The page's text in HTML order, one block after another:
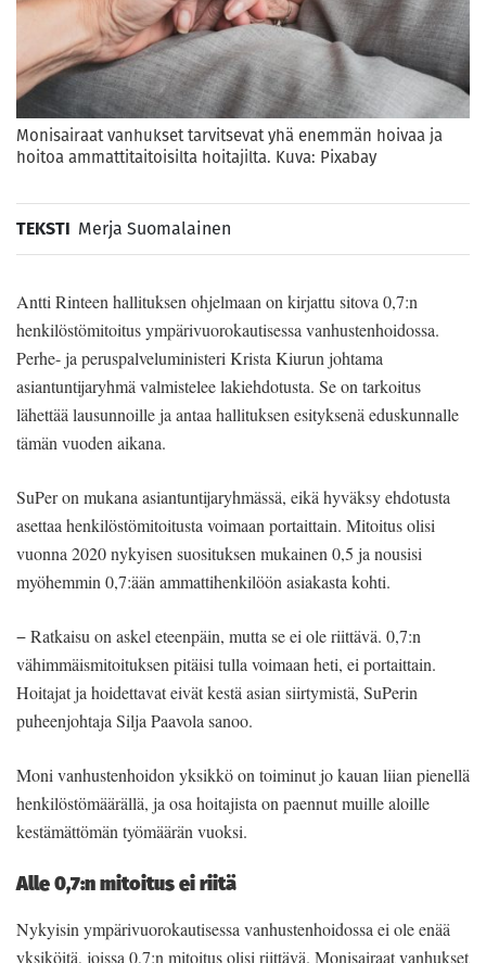
Monisairaat vanhukset tarvitsevat yhä enemmän hoivaa ja
hoitoa ammattitaitoisilta hoitajilta. Kuva: Pixabay
TEKSTI Merja Suomalainen
Antti Rinteen hallituksen ohjelmaan on kirjattu sitova 0,7:n
henkilöstömitoitus ympärivuorokautisessa vanhustenhoidossa.
Perhe- ja peruspalveluministeri Krista Kiurun johtama
asiantuntijaryhmä valmistelee lakiehdotusta. Se on tarkoitus
lähettää lausunnoille ja antaa hallituksen esityksenä eduskunnalle
tämän vuoden aikana.
SuPer on mukana asiantuntijaryhmässä, eikä hyväksy ehdotusta
asettaa henkilöstömitoitusta voimaan portaittain. Mitoitus olisi
vuonna 2020 nykyisen suosituksen mukainen 0,5 ja nousisi
myöhemmin 0,7:ään ammattihenkilöön asiakasta kohti.
− Ratkaisu on askel eteenpäin, mutta se ei ole riittävä. 0,7:n
vähimmäismitoituksen pitäisi tulla voimaan heti, ei portaittain.
Hoitajat ja hoidettavat eivät kestä asian siirtymistä, SuPerin
puheenjohtaja Silja Paavola sanoo.
Moni vanhustenhoidon yksikkö on toiminut jo kauan liian pienellä
henkilöstömäärällä, ja osa hoitajista on paennut muille aloille
kestämättömän työmäärän vuoksi.
Alle 0,7:n mitoitus ei riitä
Nykyisin ympärivuorokautisessa vanhustenhoidossa ei ole enää
yksiköitä, joissa 0,7:n mitoitus olisi riittävä. Monisairaat vanhukset